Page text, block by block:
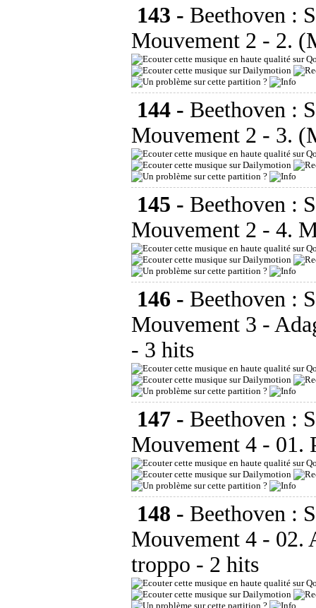
143 - Beethoven :
Mouvement 2 - 2.
144 - Beethoven :
Mouvement 2 - 3.
145 - Beethoven :
Mouvement 2 - 4.
146 - Beethoven :
Mouvement 3 -
- 3 hits
147 - Beethoven :
Mouvement 4 - 01.
148 - Beethoven :
Mouvement 4 - 02.
troppo - 2 hits